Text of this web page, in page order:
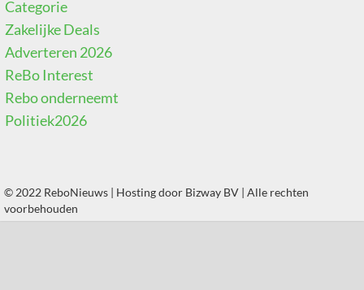
Categorie
Zakelijke Deals
Adverteren 2026
ReBo Interest
Rebo onderneemt
Politiek2026
© 2022 ReboNieuws | Hosting door Bizway BV | Alle rechten
voorbehouden